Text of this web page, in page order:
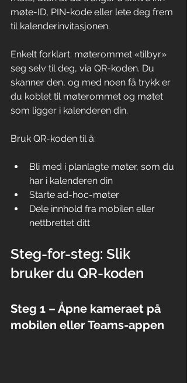
møte-ID, PIN-kode eller lete deg frem
til kalenderinvitasjonen.
Enkelt forklart: møterommet «tilbyr»
seg selv til deg, via QR-koden. Du
skanner den, og med noen få trykk er
du koblet til møterommet og møtet
som ligger i kalenderen din.
Bruk QR-koden til å:
Bli med i planlagte møter, som du
har i kalenderen din
Starte ad-hoc-møter
Dele innhold fra mobilen eller
nettbrettet ditt
Steg-for-steg: Slik
bruker du QR-koden
Steg 1 – Åpne kameraet på
mobilen eller Teams-appen